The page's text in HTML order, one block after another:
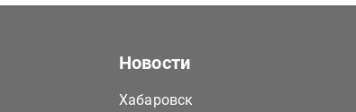
Новости
Хабаровск